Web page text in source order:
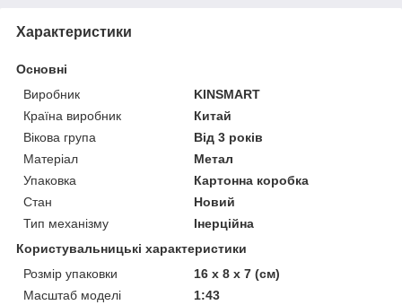
Характеристики
Основні
Виробник
KINSMART
Країна виробник
Китай
Вікова група
Від 3 років
Матеріал
Метал
Упаковка
Картонна коробка
Стан
Новий
Тип механізму
Інерційна
Користувальницькі характеристики
Розмір упаковки
16 x 8 x 7 (см)
Масштаб моделі
1:43